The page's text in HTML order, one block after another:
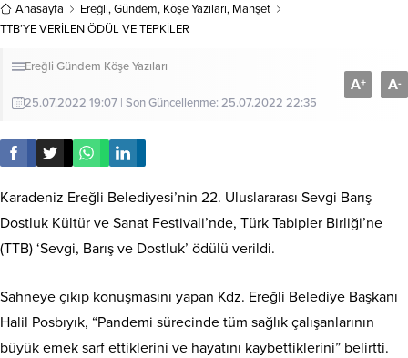
Anasayfa Ereğli,Gündem, Köşe Yazıları, Manşet
TTB’YE VERİLEN ÖDÜL VE TEPKİLER
Ereğli Gündem Köşe Yazıları
25.07.2022 19:07 | Son Güncellenme: 25.07.2022 22:35
A+ A-
Karadeniz Ereğli Belediyesi’nin 22. Uluslararası Sevgi Barış
Dostluk Kültür ve Sanat Festivali’nde, Türk Tabipler Birliği’ne
(TTB) ‘Sevgi, Barış ve Dostluk’ ödülü verildi.
​Sahneye çıkıp konuşmasını yapan Kdz. Ereğli Belediye Başkanı
Halil Posbıyık, “Pandemi sürecinde tüm sağlık çalışanlarının
büyük emek sarf ettiklerini ve hayatını kaybettiklerini” belirtti.